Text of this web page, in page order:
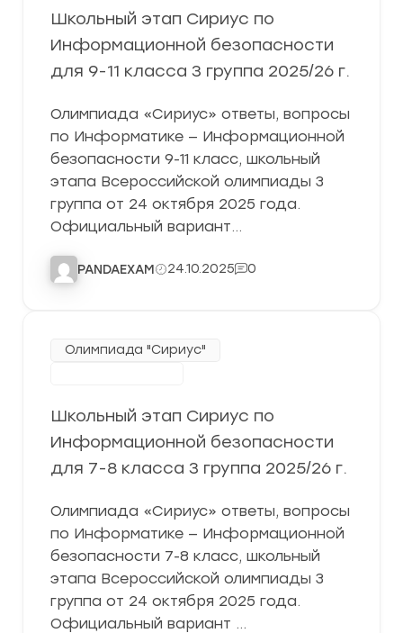
Школьный этап Сириус по
Информационной безопасности
для 9-11 класса 3 группа 2025/26 г.
Олимпиада «Сириус» ответы, вопросы
по Информатике — Информационной
безопасности 9-11 класс, школьный
этапа Всероссийской олимпиады 3
группа от 24 октября 2025 года.
Официальный вариант…
PANDAEXAM 24.10.2025 0
Олимпиада "Сириус"
Школьный этап Сириус по
Информационной безопасности
для 7-8 класса 3 группа 2025/26 г.
Олимпиада «Сириус» ответы, вопросы
по Информатике — Информационной
безопасности 7-8 класс, школьный
этапа Всероссийской олимпиады 3
группа от 24 октября 2025 года.
Официальный вариант …